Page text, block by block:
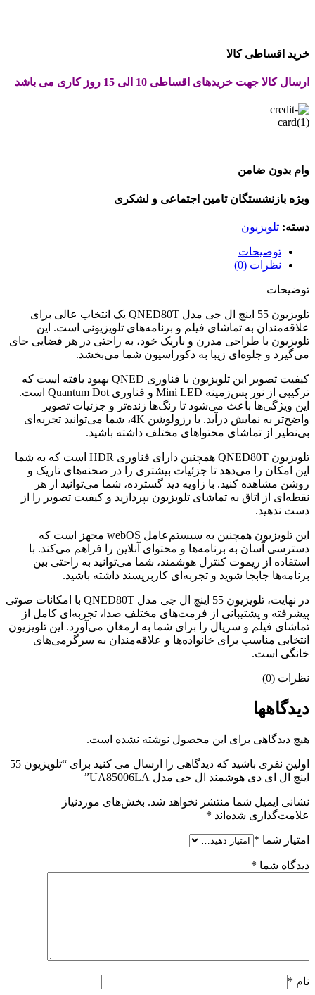
خرید اقساطی کالا
ارسال کالا جهت خریدهای اقساطی 10 الی 15 روز کاری می باشد
وام بدون ضامن
ویژه بازنشستگان تامین اجتماعی و لشکری
دسته: تلویزیون
توضیحات
نظرات (0)
توضیحات
تلویزیون 55 اینچ ال جی مدل QNED80T یک انتخاب عالی برای
علاقه‌مندان به تماشای فیلم و برنامه‌های تلویزیونی است. این
تلویزیون با طراحی مدرن و باریک خود، به راحتی در هر فضایی جای
می‌گیرد و جلوه‌ای زیبا به دکوراسیون شما می‌بخشد.
کیفیت تصویر این تلویزیون با فناوری QNED بهبود یافته است که
ترکیبی از نور پس‌زمینه Mini LED و فناوری Quantum Dot است.
این ویژگی‌ها باعث می‌شود تا رنگ‌ها زنده‌تر و جزئیات تصویر
واضح‌تر به نمایش درآید. با رزولوشن 4K، شما می‌توانید تجربه‌ای
بی‌نظیر از تماشای محتواهای مختلف داشته باشید.
تلویزیون QNED80T همچنین دارای فناوری HDR است که به شما
این امکان را می‌دهد تا جزئیات بیشتری را در صحنه‌های تاریک و
روشن مشاهده کنید. با زاویه دید گسترده، شما می‌توانید از هر
نقطه‌ای از اتاق به تماشای تلویزیون بپردازید و کیفیت تصویر را از
دست ندهید.
این تلویزیون همچنین به سیستم‌عامل webOS مجهز است که
دسترسی آسان به برنامه‌ها و محتوای آنلاین را فراهم می‌کند. با
استفاده از ریموت کنترل هوشمند، شما می‌توانید به راحتی بین
برنامه‌ها جابجا شوید و تجربه‌ای کاربرپسند داشته باشید.
در نهایت، تلویزیون 55 اینچ ال جی مدل QNED80T با امکانات صوتی
پیشرفته و پشتیبانی از فرمت‌های مختلف صدا، تجربه‌ای کامل از
تماشای فیلم و سریال را برای شما به ارمغان می‌آورد. این تلویزیون
انتخابی مناسب برای خانواده‌ها و علاقه‌مندان به سرگرمی‌های
خانگی است.
نظرات (0)
دیدگاهها
هیچ دیدگاهی برای این محصول نوشته نشده است.
اولین نفری باشید که دیدگاهی را ارسال می کنید برای “تلویزیون 55
اینچ ال ای دی هوشمند ال جی مدل UA85006LA”
نشانی ایمیل شما منتشر نخواهد شد. بخش‌های موردنیاز
علامت‌گذاری شده‌اند *
امتیاز شما *
دیدگاه شما *
نام *